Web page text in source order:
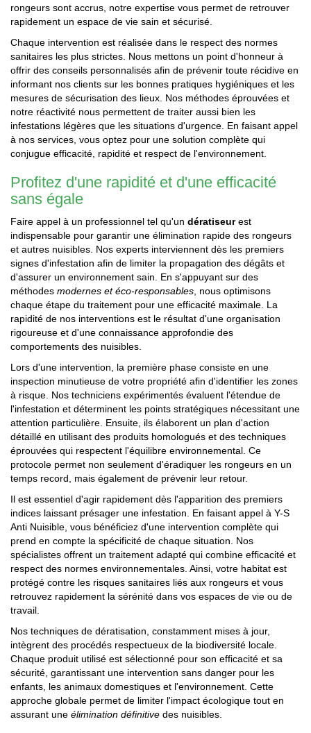
rongeurs sont accrus, notre expertise vous permet de retrouver
rapidement un espace de vie sain et sécurisé.
Chaque intervention est réalisée dans le respect des normes
sanitaires les plus strictes. Nous mettons un point d'honneur à
offrir des conseils personnalisés afin de prévenir toute récidive en
informant nos clients sur les bonnes pratiques hygiéniques et les
mesures de sécurisation des lieux. Nos méthodes éprouvées et
notre réactivité nous permettent de traiter aussi bien les
infestations légères que les situations d'urgence. En faisant appel
à nos services, vous optez pour une solution complète qui
conjugue efficacité, rapidité et respect de l'environnement.
Profitez d'une rapidité et d'une efficacité
sans égale
Faire appel à un professionnel tel qu'un dératiseurest
indispensable pour garantir une élimination rapide des rongeurs
et autres nuisibles. Nos experts interviennent dès les premiers
signes d'infestation afin de limiter la propagation des dégâts et
d'assurer un environnement sain. En s'appuyant sur des
méthodes modernes et éco-responsables , nous optimisons
chaque étape du traitement pour une efficacité maximale. La
rapidité de nos interventions est le résultat d'une organisation
rigoureuse et d'une connaissance approfondie des
comportements des nuisibles.
Lors d'une intervention, la première phase consiste en une
inspection minutieuse de votre propriété afin d'identifier les zones
à risque. Nos techniciens expérimentés évaluent l'étendue de
l'infestation et déterminent les points stratégiques nécessitant une
attention particulière. Ensuite, ils élaborent un plan d'action
détaillé en utilisant des produits homologués et des techniques
éprouvées qui respectent l'équilibre environnemental. Ce
protocole permet non seulement d'éradiquer les rongeurs en un
temps record, mais également de prévenir leur retour.
Il est essentiel d'agir rapidement dès l'apparition des premiers
indices laissant présager une infestation. En faisant appel à Y-S
Anti Nuisible, vous bénéficiez d'une intervention complète qui
prend en compte la spécificité de chaque situation. Nos
spécialistes offrent un traitement adapté qui combine efficacité et
respect des normes environnementales. Ainsi, votre habitat est
protégé contre les risques sanitaires liés aux rongeurs et vous
retrouvez rapidement la sérénité dans vos espaces de vie ou de
travail.
Nos techniques de dératisation, constamment mises à jour,
intègrent des procédés respectueux de la biodiversité locale.
Chaque produit utilisé est sélectionné pour son efficacité et sa
sécurité, garantissant une intervention sans danger pour les
enfants, les animaux domestiques et l'environnement. Cette
approche globale permet de limiter l'impact écologique tout en
assurant une élimination définitive des nuisibles.